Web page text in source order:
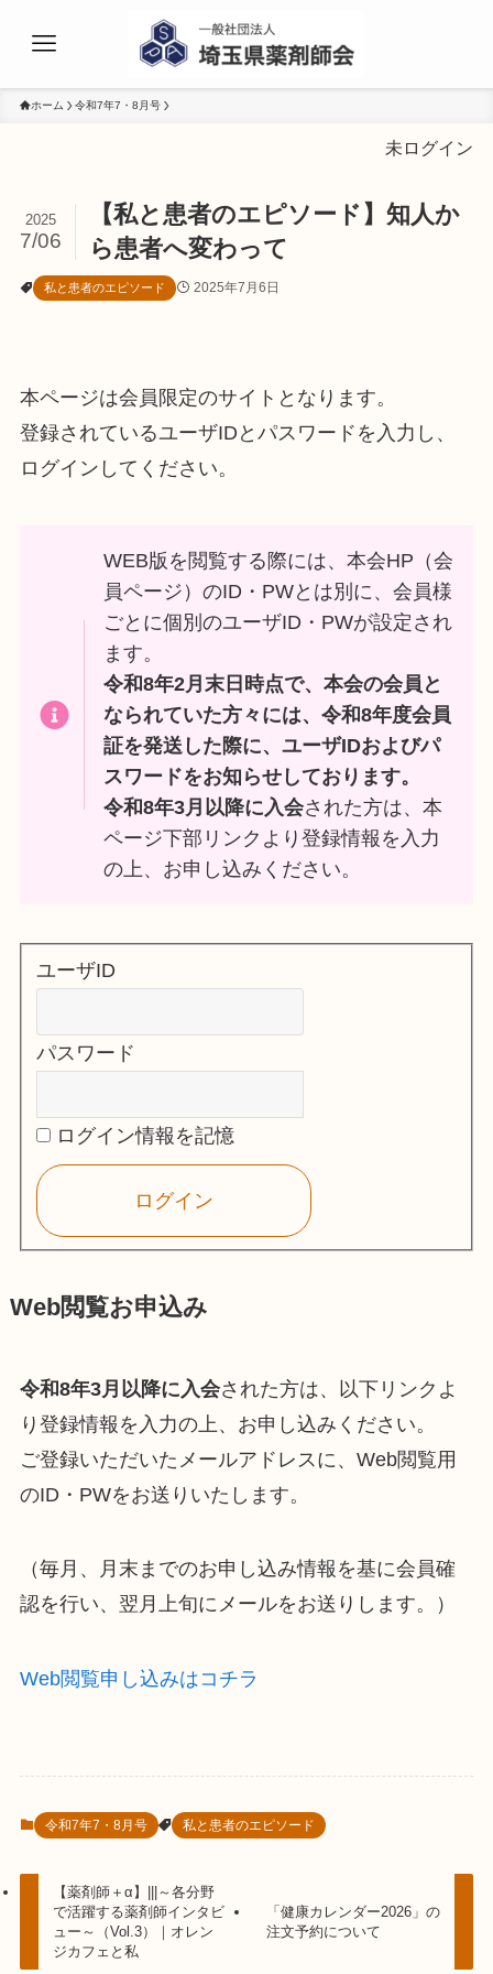
ホーム 令和7年7・8月号
未ログイン
【私と患者のエピソード】知人か
ら患者へ変わって
2025
7/06
私と患者のエピソード 2025年7月6日
本ページは会員限定のサイトとなります。
登録されているユーザIDとパスワードを入力し、
ログインしてください。
WEB版を閲覧する際には、本会HP（会
員ページ）のID・PWとは別に、会員様
ごとに個別のユーザID・PWが設定され
ます。
令和8年2月末日時点で、本会の会員と
なられていた方々には、令和8年度会員
証を発送した際に、ユーザIDおよびパ
スワードをお知らせしております。
令和8年3月以降に入会された方は、本
ページ下部リンクより登録情報を入力
の上、お申し込みください。
ユーザID
パスワード
ログイン情報を記憶
Web閲覧お申込み
令和8年3月以降に入会された方は、以下リンクよ
り登録情報を入力の上、お申し込みください。
ご登録いただいたメールアドレスに、Web閲覧用
のID・PWをお送りいたします。
（毎月、月末までのお申し込み情報を基に会員確
認を行い、翌月上旬にメールをお送りします。）
Web閲覧申し込みはコチラ
令和7年7・8月号 私と患者のエピソード
【薬剤師＋α】|||～各分野
で活躍する薬剤師インタビ
ュー～（Vol.3）｜オレン
ジカフェと私
「健康カレンダー2026」の
注文予約について